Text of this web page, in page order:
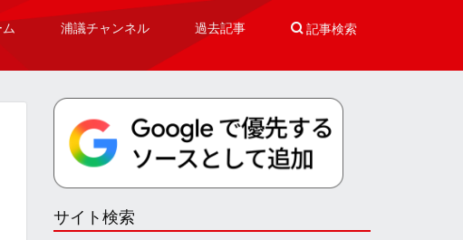
浦議チャンネル 過去記事  記事検索
サイト検索